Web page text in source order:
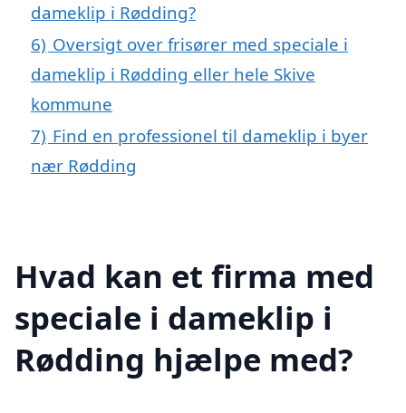
dameklip i Rødding?
6) Oversigt over frisører med speciale i
dameklip i Rødding eller hele Skive
kommune
7) Find en professionel til dameklip i byer
nær Rødding
Hvad kan et firma med
speciale i dameklip i
Rødding hjælpe med?